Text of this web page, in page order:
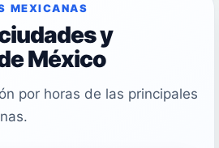
MEXICANAS
y
México
por horas de las principales